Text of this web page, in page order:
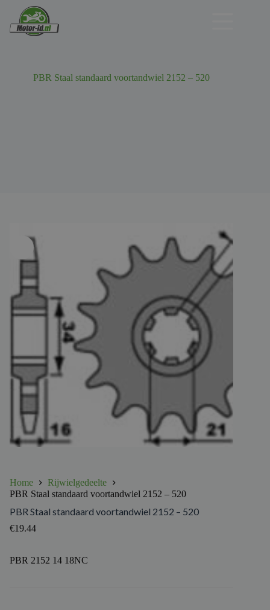
PBR Staal standaard voortandwiel 2152 – 520
Home
Rijwielgedeelte
PBR Staal standaard voortandwiel 2152 – 520
PBR Staal standaard voortandwiel 2152 – 520
€19.44
PBR 2152 14 18NC